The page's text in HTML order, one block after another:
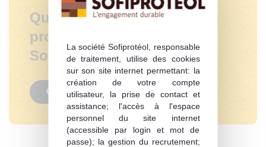
La société Sofiprotéol, responsable
de traitement, utilise des cookies
sur son site internet permettant: la
création de votre compte
utilisateur, la prise de contact et
assistance; l'accès à l'espace
personnel du site internet
(accessible par login et mot de
passe); la gestion du recrutement;
Quelle est la nature des
projets financés par
Sofiprotéol ?
Consulter